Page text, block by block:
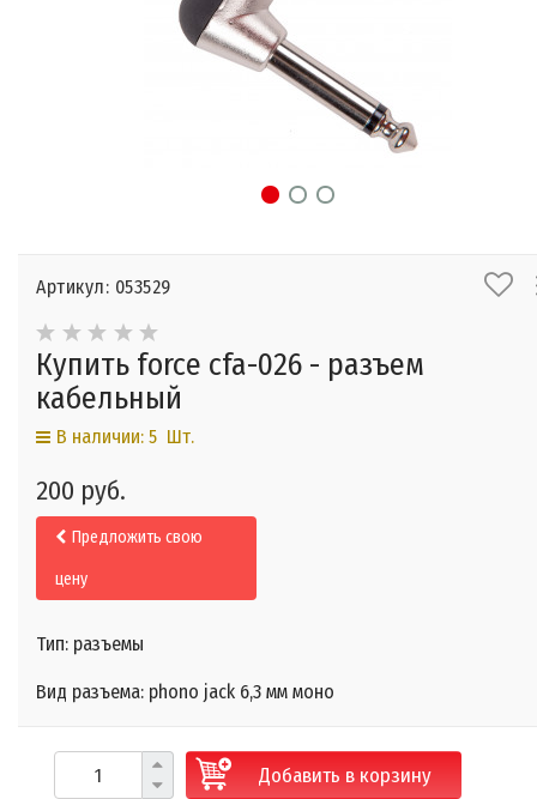
Артикул: 053529
Купить force cfa-026 - разъем
кабельный
В наличии: 5 Шт.
200 руб.
Предложить свою
цену
Тип: разъемы
Вид разъема: phono jack 6,3 мм моно
Добавить в корзину